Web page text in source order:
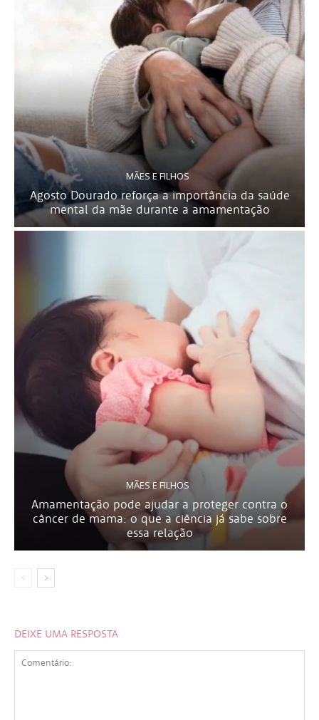
MÃES E FILHOS
Agosto Dourado reforça a importância da saúde
mental da mãe durante a amamentação
MÃES E FILHOS
Amamentação pode ajudar a proteger contra o
câncer de mama: o que a ciência já sabe sobre
essa relação
DEIXE UMA RESPOSTA